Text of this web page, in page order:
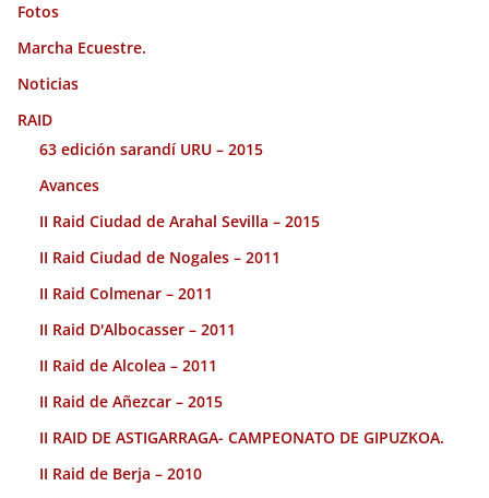
Fotos
Marcha Ecuestre.
Noticias
RAID
63 edición sarandí URU – 2015
Avances
II Raid Ciudad de Arahal Sevilla – 2015
II Raid Ciudad de Nogales – 2011
II Raid Colmenar – 2011
II Raid D'Albocasser – 2011
II Raid de Alcolea – 2011
II Raid de Añezcar – 2015
II RAID DE ASTIGARRAGA- CAMPEONATO DE GIPUZKOA.
II Raid de Berja – 2010